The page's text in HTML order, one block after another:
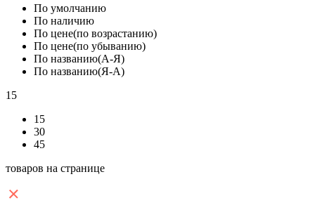
По умолчанию
По наличию
По цене(по возрастанию)
По цене(по убыванию)
По названию(А-Я)
По названию(Я-А)
15
15
30
45
товаров на странице